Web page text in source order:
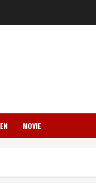
MOVIE